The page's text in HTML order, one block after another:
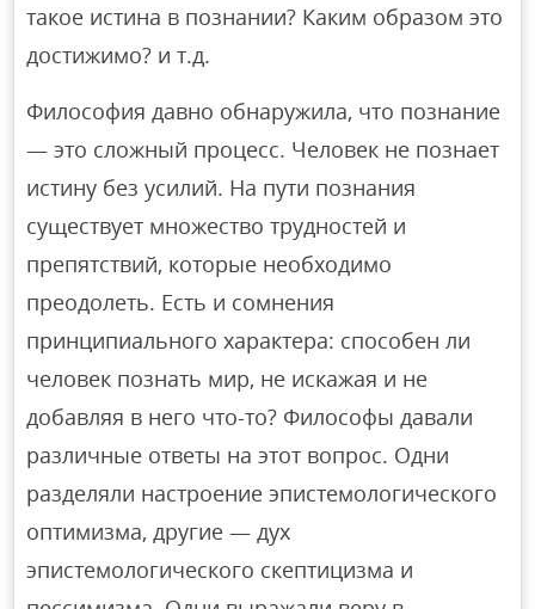
такое истина в познании? Каким образом это
достижимо? и т.д.
Философия давно обнаружила, что познание
— это сложный процесс. Человек не познает
истину без усилий. На пути познания
существует множество трудностей и
препятствий, которые необходимо
преодолеть. Есть и сомнения
принципиального характера: способен ли
человек познать мир, не искажая и не
добавляя в него что-то? Философы давали
различные ответы на этот вопрос. Одни
разделяли настроение эпистемологического
оптимизма, другие — дух
эпистемологического скептицизма и